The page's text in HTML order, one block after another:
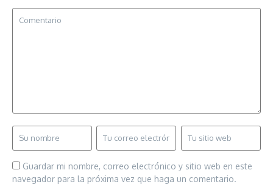
Guardar mi nombre, correo electrónico y sitio web en este
navegador para la próxima vez que haga un comentario.